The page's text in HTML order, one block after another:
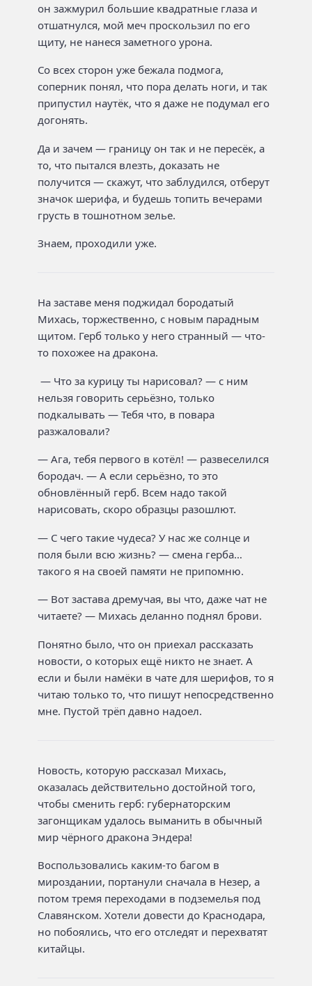
он зажмурил большие квадратные глаза и
отшатнулся, мой меч проскользил по его
щиту, не нанеся заметного урона.
Со всех сторон уже бежала подмога,
соперник понял, что пора делать ноги, и так
припустил наутёк, что я даже не подумал его
догонять.
Да и зачем — границу он так и не пересёк, а
то, что пытался влезть, доказать не
получится — скажут, что заблудился, отберут
значок шерифа, и будешь топить вечерами
грусть в тошнотном зелье.
Знаем, проходили уже.
На заставе меня поджидал бородатый
Михась, торжественно, с новым парадным
щитом. Герб только у него странный — что-
то похожее на дракона.
— Что за курицу ты нарисовал? — с ним
нельзя говорить серьёзно, только
подкалывать — Тебя что, в повара
разжаловали?
— Ага, тебя первого в котёл! — развеселился
бородач. — А если серьёзно, то это
обновлённый герб. Всем надо такой
нарисовать, скоро образцы разошлют.
— С чего такие чудеса? У нас же солнце и
поля были всю жизнь? — смена герба…
такого я на своей памяти не припомню.
— Вот застава дремучая, вы что, даже чат не
читаете? — Михась деланно поднял брови.
Понятно было, что он приехал рассказать
новости, о которых ещё никто не знает. А
если и были намёки в чате для шерифов, то я
читаю только то, что пишут непосредственно
мне. Пустой трёп давно надоел.
Новость, которую рассказал Михась,
оказалась действительно достойной того,
чтобы сменить герб: губернаторским
загонщикам удалось выманить в обычный
мир чёрного дракона Эндера!
Воспользовались каким-то багом в
мироздании, портанули сначала в Незер, а
потом тремя переходами в подземелья под
Славянском. Хотели довести до Краснодара,
но побоялись, что его отследят и перехватят
китайцы.